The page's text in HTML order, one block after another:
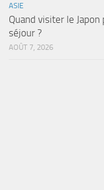
ASIE
Quand visiter le
séjour ?
AOÛT 7, 2026